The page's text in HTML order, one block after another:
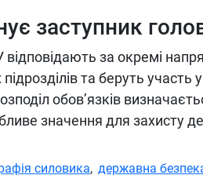
заступник
відповідають за окремі
та беруть участь
обов’язків
значення для захисту
силовика, державна